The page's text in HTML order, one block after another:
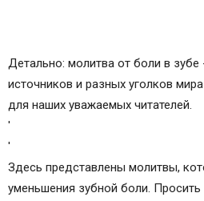
Детально: молитва от боли в
источников и разных уголков
для наших уважаемых читателей.
'
'
Здесь представлены молитвы,
уменьшения зубной боли.